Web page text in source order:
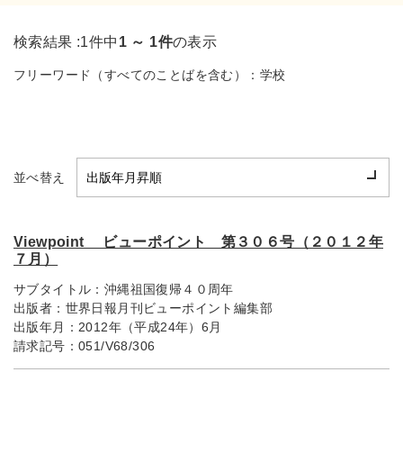
検索結果 :1件中 1 ～ 1件の表示
フリーワード（すべてのことばを含む）： 学校
並べ替え
Viewpoint ビューポイント 第３０６号（２０１２年
７月）
サブタイトル： 沖縄祖国復帰４０周年
出版者： 世界日報月刊ビューポイント編集部
出版年月： 2012年（平成24年）6月
請求記号： 051/V68/306